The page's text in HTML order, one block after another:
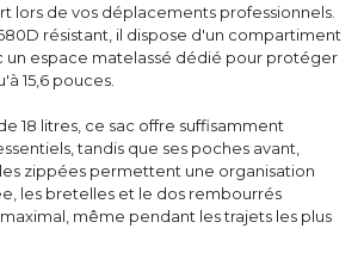
lors de vos déplacements professionnels.
résistant, il dispose d'un compartiment
un espace matelassé dédié pour protéger
15,6 pouces.
18 litres, ce sac offre suffisamment
tandis que ses poches avant,
zippées permettent une organisation
les bretelles et le dos rembourrés
même pendant les trajets les plus